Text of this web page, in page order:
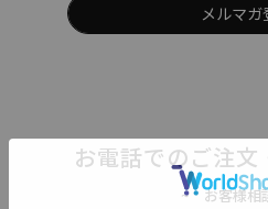
メルマガ
お電話でのご注文
~ お客様